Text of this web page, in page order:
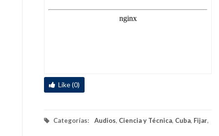
Like (0)
Categorías: Audios, Ciencia y Técnica, Cuba, Fijar,